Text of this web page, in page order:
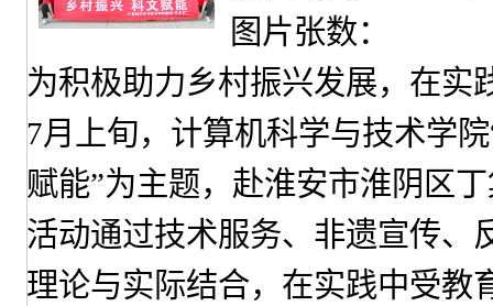
图片张数：
为积极助力乡村振兴发展，在实
7月上旬，计算机科学与技术学
赋能”为主题，赴淮安市淮阴区
活动通过技术服务、非遗宣传、
理论与实际结合，在实践中受教